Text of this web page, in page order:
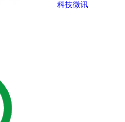
科技微讯